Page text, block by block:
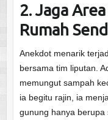
2. Jaga
Rumah
Anekdot menarik
bersama tim liputan.
memungut sampah
ia begitu rajin, ia
gunung hanya berupa